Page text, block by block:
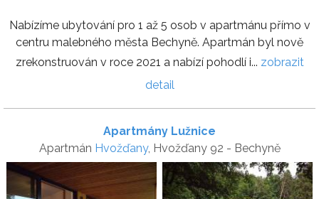
Nabízíme ubytování pro 1 až 5 osob v apartmánu přímo v
centru malebného města Bechyně. Apartmán byl nově
zrekonstruován v roce 2021 a nabízí pohodlí i... zobrazit
detail
Apartmány Lužnice
Apartmán Hvožďany, Hvožďany 92 - Bechyně